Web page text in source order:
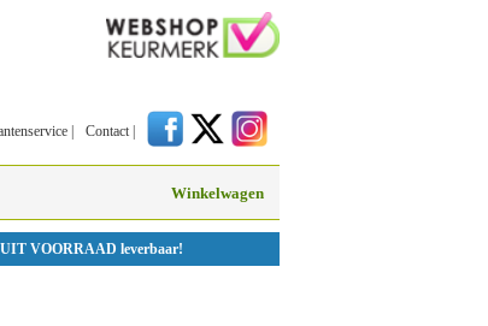
Contact
Winkelwagen
UIT VOORRAAD leverbaar!